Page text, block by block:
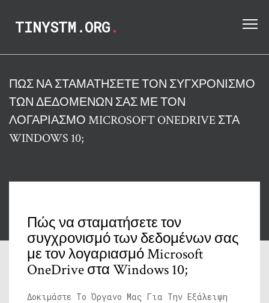
TINYSTM.ORG.
ΠΏΣ ΝΑ ΣΤΑΜΑΤΉΣΕΤΕ ΤΟΝ ΣΥΓΧΡΟΝΙΣΜΌ
ΤΩΝ ΔΕΔΟΜΈΝΩΝ ΣΑΣ ΜΕ ΤΟΝ
ΛΟΓΑΡΙΑΣΜΌ MICROSOFT ONEDRIVE ΣΤΑ
WINDOWS 10;
Πώς να σταματήσετε τον
συγχρονισμό των δεδομένων σας
με τον λογαριασμό Microsoft
OneDrive στα Windows 10;
Δοκιμάστε Το Όργανο Μας Για Την Εξάλειψη